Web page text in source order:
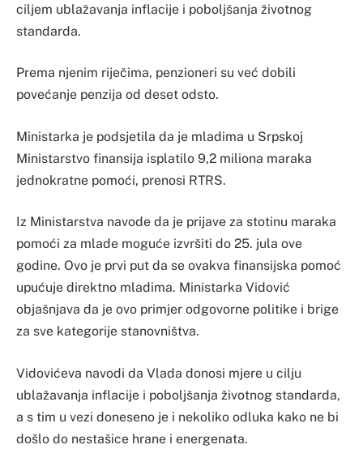
ciljem ublažavanja inflacije i poboljšanja životnog
standarda.
Prema njenim riječima, penzioneri su već dobili
povećanje penzija od deset odsto.
Ministarka je podsjetila da je mladima u Srpskoj
Ministarstvo finansija isplatilo 9,2 miliona maraka
jednokratne pomoći, prenosi RTRS.
Iz Ministarstva navode da je prijave za stotinu maraka
pomoći za mlade moguće izvršiti do 25. jula ove
godine. Ovo je prvi put da se ovakva finansijska pomoć
upućuje direktno mladima. Ministarka Vidović
objašnjava da je ovo primjer odgovorne politike i brige
za sve kategorije stanovništva.
Vidovićeva navodi da Vlada donosi mjere u cilju
ublažavanja inflacije i poboljšanja životnog standarda,
a s tim u vezi doneseno je i nekoliko odluka kako ne bi
došlo do nestašice hrane i energenata.